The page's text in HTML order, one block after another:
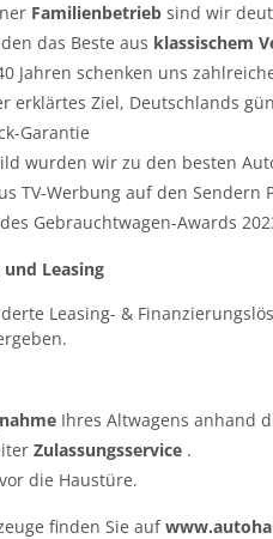
Familienbetrieb sind wir
das Beste aus klassischem
Jahren schenken uns
erklärtes Ziel, Deutschlands
Garantie
wurden wir zu den besten
TV-Werbung auf den Sendern
Gebrauchtwagen-Awards
Leasing
Leasing- &
Ihres Altwagens anhand
Zulassungsservice .
die Haustüre.
finden Sie auf